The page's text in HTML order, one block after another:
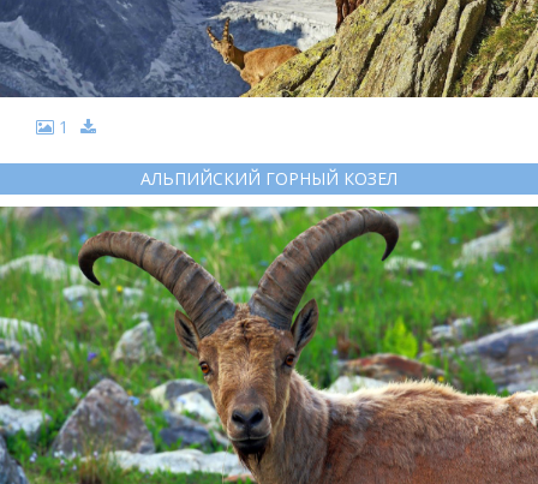
1
АЛЬПИЙСКИЙ ГОРНЫЙ КОЗЕЛ